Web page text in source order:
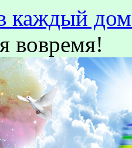
каждый
вовремя!